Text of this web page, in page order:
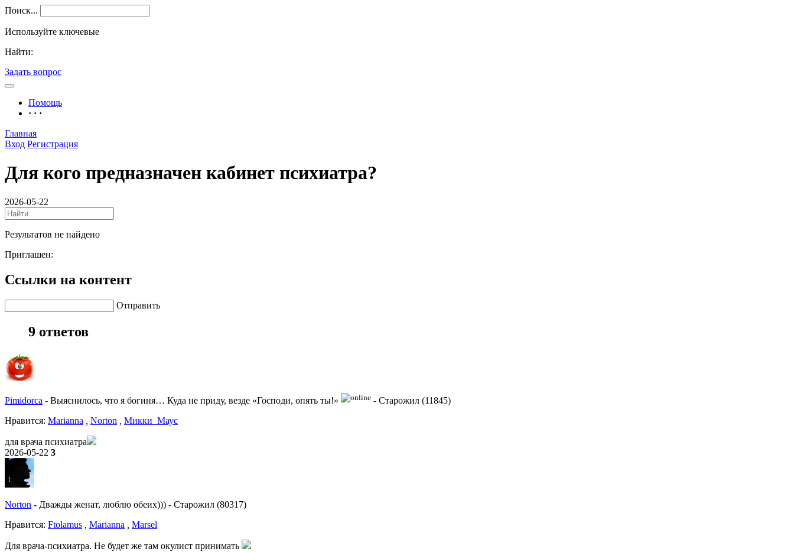
Поиск...
Используйте ключевые
Найти:
Задать вопрос
Помощь
· · ·
Главная
Вход Регистрация
Для кого предназначен кабинет психиатра?
2026-05-22
Результатов не найдено
Приглашен:
Ссылки на контент
Отправить
9 ответов
Pimidorca - Выяснилось, что я богиня… Куда не приду, везде «Господи, опять ты!» - Старожил (11845)
Нравитcя: Marianna Norton Микки_Маус
для врача психиатра
2026-05-22 3
Norton - Дважды женат, люблю обеих))) - Старожил (80317)
Нравитcя: Ftolamus Marianna Marsel
Для врача-психиатра. Не будет же там окулист принимать